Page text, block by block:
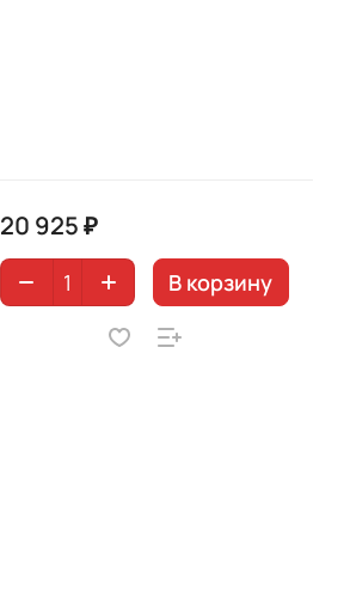
20 925 ₽
В корзину